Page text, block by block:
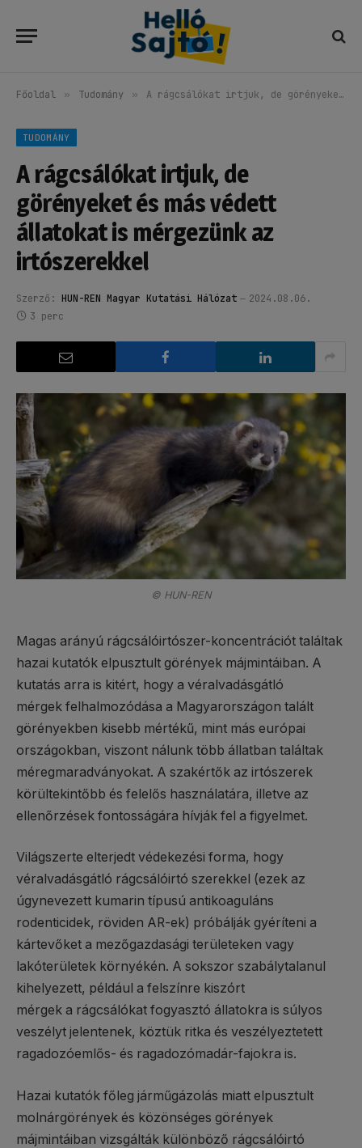
Főoldal » Tudomány » A rágcsálókat irtjuk, de görényeket és más védett állatokat is mérgezünk az irtószerekkel
TUDOMÁNY
A rágcsálókat irtjuk, de
görényeket és más védett
állatokat is mérgezünk az
irtószerekkel
Szerző: HUN-REN Magyar Kutatási Hálózat
2024.08.06.
3 perc
© HUN-REN
Magas arányú rágcsálóirtószer-koncentrációt találtak
hazai kutatók elpusztult görények májmintáiban. A
kutatás arra is kitért, hogy a véralvadásgátló
mérgek felhalmozódása a Magyarországon talált
görényekben kisebb mértékű, mint más európai
országokban, viszont nálunk több állatban találtak
méregmaradványokat. A szakértők az irtószerek
körültekintőbb és felelős használatára, illetve az
ellenőrzések fontosságára hívják fel a figyelmet.
Világszerte elterjedt védekezési forma, hogy
véralvadásgátló rágcsálóirtó szerekkel (ezek az
úgynevezett kumarin típusú antikoaguláns
rodenticidek, röviden AR-ek) próbálják gyéríteni a
kártevőket a mezőgazdasági területeken vagy
lakóterületek környékén. A sokszor szabálytalanul
kihelyezett, például a felszínre kiszórt
mérgek a rágcsálókat fogyasztó állatokra is súlyos
veszélyt jelentenek, köztük ritka és veszélyeztetett
ragadozóemlős- és ragadozómadár-fajokra is.
Hazai kutatók főleg járműgázolás miatt elpusztult
molnárgörények és közönséges görények
májmintáiban vizsgálták különböző rágcsálóirtó